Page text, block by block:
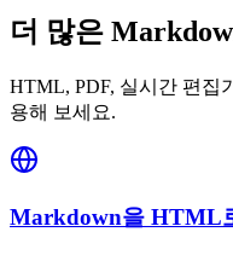
더 많은
HTML, PDF, 실시간 편집
용해 보세요.
Markdown을 HTML